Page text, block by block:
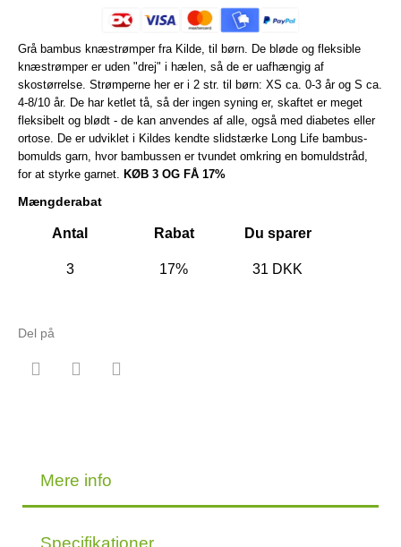
Grå bambus knæstrømper fra Kilde, til børn. De bløde og fleksible
knæstrømper er uden "drej" i hælen, så de er uafhængig af
skostørrelse. Strømperne her er i 2 str. til børn: XS ca. 0-3 år og S ca.
4-8/10 år. De har ketlet tå, så der ingen syning er, skaftet er meget
fleksibelt og blødt - de kan anvendes af alle, også med diabetes eller
ortose. De er udviklet i Kildes kendte slidstærke Long Life bambus-
bomulds garn, hvor bambussen er tvundet omkring en bomuldstråd,
for at styrke garnet. KØB 3 OG FÅ 17%
Mængderabat
Antal Rabat Du sparer
3 17% 31 DKK
Del på
Mere info